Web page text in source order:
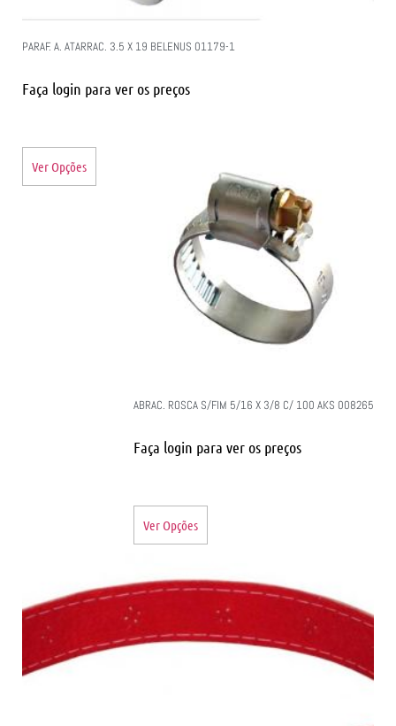
PARAF. A. ATARRAC. 3.5 X 19 BELENUS 01179-1
Faça login para ver os preços
Ver Opções
ABRAC. ROSCA S/FIM 5/16 X 3/8 C/ 100 AKS 008265
Faça login para ver os preços
Ver Opções